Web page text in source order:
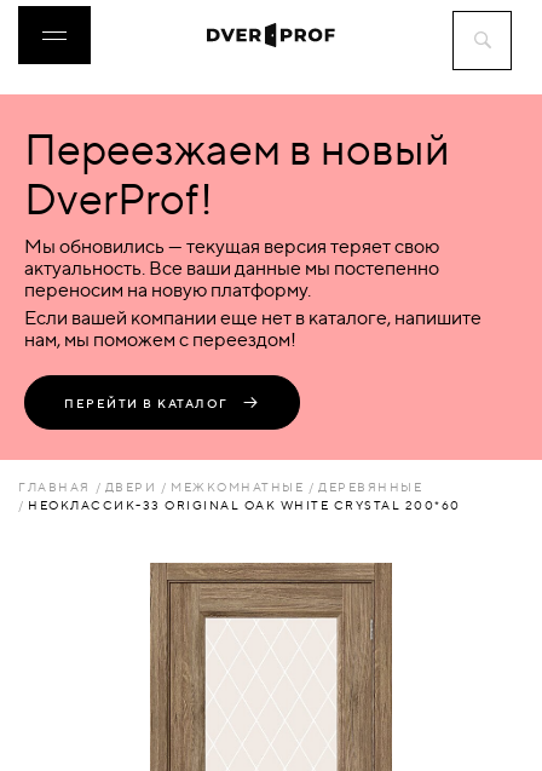
ДВЕРИ
ФУРНИТУРА
ВОРОТА
ПЕРЕГОРОДКИ
КОМПЛЕКТУЮЩИЕ
Переезжаем в новый
DverProf!
Мы обновились — текущая версия теряет свою
актуальность. Все ваши данные мы постепенно
переносим на новую платформу.
Если вашей компании еще нет в каталоге, напишите
нам, мы поможем с переездом!
ПЕРЕЙТИ В КАТАЛОГ
ГЛАВНАЯ ДВЕРИ МЕЖКОМНАТНЫЕ
ДЕРЕВЯННЫЕ
НЕОКЛАССИК-33 ORIGINAL OAK WHITE СRYSTAL 200*60